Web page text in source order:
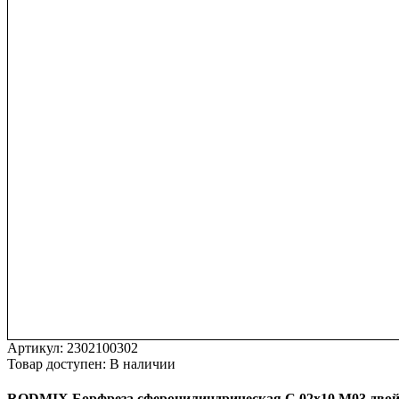
Артикул: 2302100302
Товар доступен: В наличии